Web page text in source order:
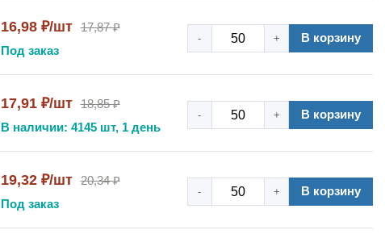
16,98 ₽/шт 17,87 ₽
Под заказ
- + В корзину
17,91 ₽/шт 18,85 ₽
В наличии: 4145 шт, 1 день
- + В корзину
19,32 ₽/шт 20,34 ₽
Под заказ
- + В корзину